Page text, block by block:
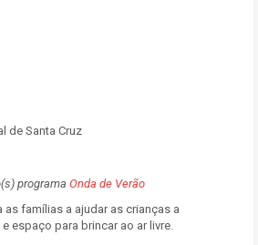
de Santa Cruz
programa Onda de Verão
famílias a ajudar as crianças a
espaço para brincar ao ar livre.